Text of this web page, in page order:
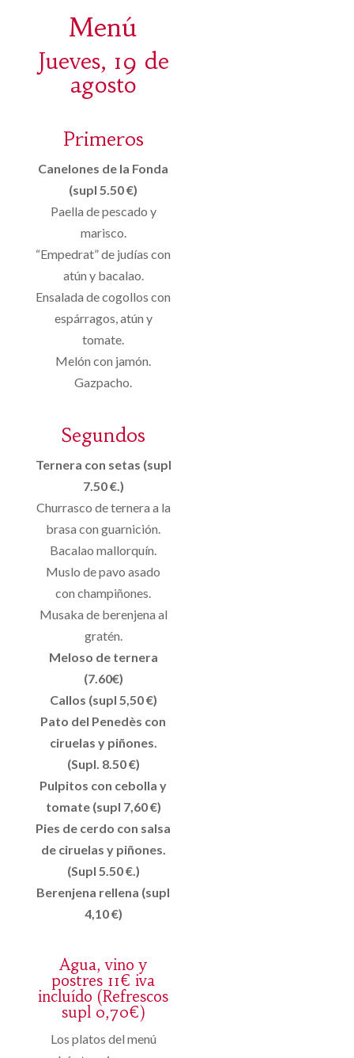
Menú
Jueves, 19 de
agosto
Primeros
Canelones de la Fonda
(supl 5.50 €)
Paella de pescado y
marisco.
“Empedrat” de judías con
atún y bacalao.
Ensalada de cogollos con
espárragos, atún y
tomate.
Melón con jamón.
Gazpacho.
Segundos
Ternera con setas (supl
7.50 €.)
Churrasco de ternera a la
brasa con guarnición.
Bacalao mallorquín.
Muslo de pavo asado
con champiñones.
Musaka de berenjena al
gratén.
Meloso de ternera
(7.60€)
Callos (supl 5,50 €)
Pato del Penedès con
ciruelas y piñones.
(Supl. 8.50 €)
Pulpitos con cebolla y
tomate (supl 7,60 €)
Pies de cerdo con salsa
de ciruelas y piñones.
(Supl 5.50 €.)
Berenjena rellena (supl
4,10 €)
Agua, vino y
postres 11€ iva
incluído (Refrescos
supl 0,70€)
Los platos del menú